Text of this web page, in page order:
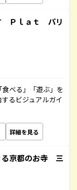
Ｐｌａｔ パリ
べる」「遊ぶ」を
るビジュアルガイ
詳細を見る
京都のお寺 三